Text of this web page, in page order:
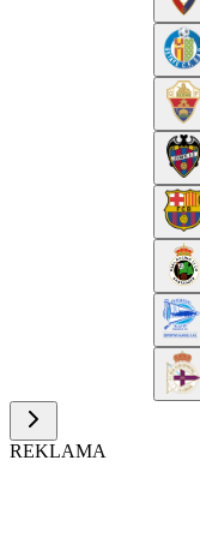
REKLAMA